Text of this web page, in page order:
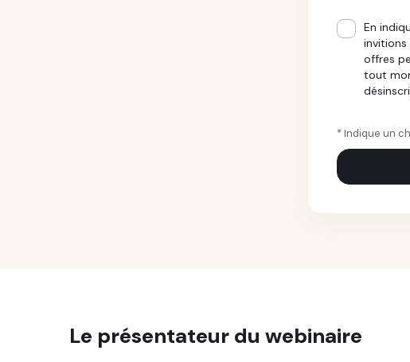
En
offres
tout
* Indique un
Le présentateur du webinaire